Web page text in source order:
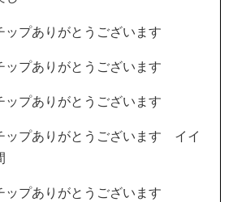
ップありがとうございます
ップありがとうございます
ップありがとうございます
ップありがとうございます イイ
ップありがとうございます